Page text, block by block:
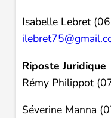
Isabelle Lebret
Riposte Juridique
Rémy Philippot
Séverine Manna